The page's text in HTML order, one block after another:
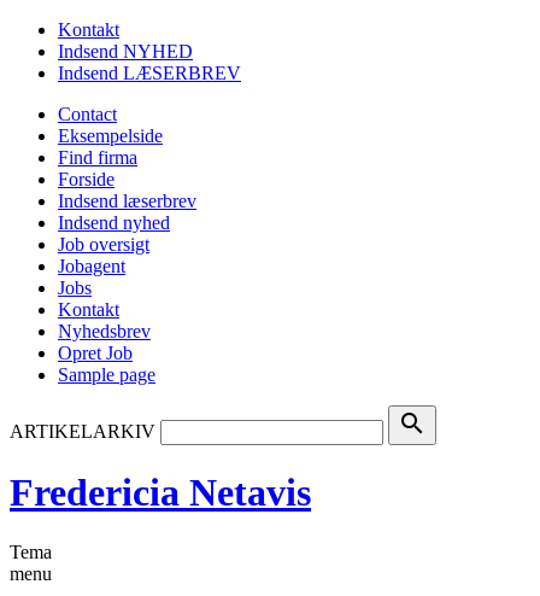
Kontakt
Indsend NYHED
Indsend LÆSERBREV
Contact
Eksempelside
Find firma
Forside
Indsend læserbrev
Indsend nyhed
Job oversigt
Jobagent
Jobs
Kontakt
Nyhedsbrev
Opret Job
Sample page
ARTIKELARKIV search
Fredericia Netavis
Tema
menu